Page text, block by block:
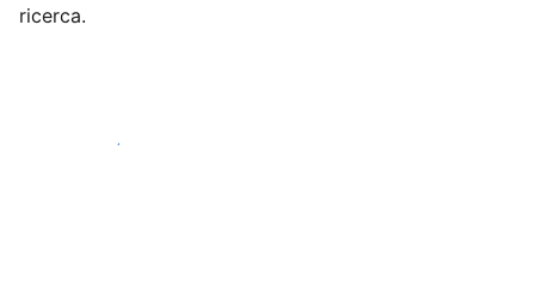
ricerca.
Inizia oggi stesso